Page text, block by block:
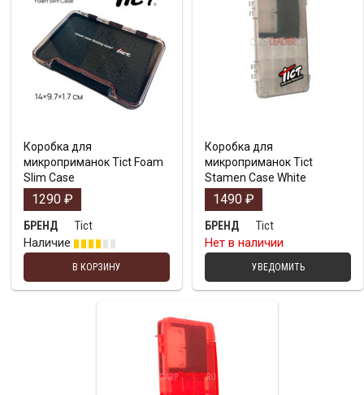
Коробка для
микроприманок Tict Foam
Slim Case
1290 ₽
БРЕНД
Tict
Наличие
В КОРЗИНУ
Коробка для
микроприманок Tict
Stamen Case White
1490 ₽
БРЕНД
Tict
Нет в наличии
УВЕДОМИТЬ